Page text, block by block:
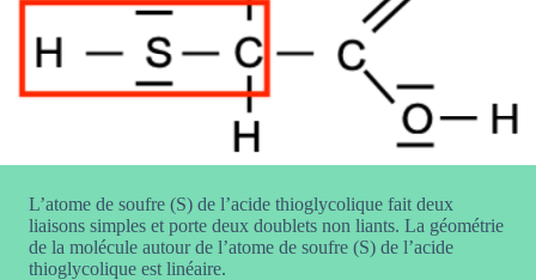
L’atome de soufre (S) de l’acide thioglycolique fait deux
liaisons simples et porte deux doublets non liants. La géométrie
de la molécule autour de l’atome de soufre (S) de l’acide
thioglycolique est linéaire.